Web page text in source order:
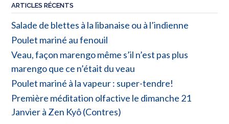
ARTICLES RÉCENTS
Salade de blettes à la libanaise ou à l’indienne
Poulet mariné au fenouil
Veau, façon marengo même s’il n’est pas plus
marengo que ce n’était du veau
Poulet mariné à la vapeur : super-tendre!
Première méditation olfactive le dimanche 21
Janvier à Zen Kyô (Contres)